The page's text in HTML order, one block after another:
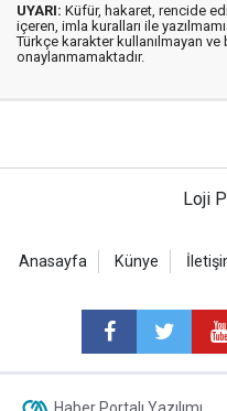
UYARI: Küfür, hakaret, rencide
içeren, imla kuralları ile
Türkçe karakter kullanılmayan
onaylanmamaktadır.
Loji
Anasayfa Künye